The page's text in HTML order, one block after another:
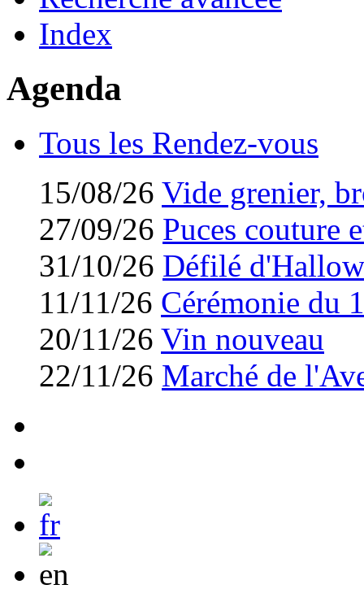
Index
Agenda
Tous les Rendez-vous
15/08/26 Vide grenier,
27/09/26 Puces couture
31/10/26 Défilé
11/11/26 Cérémonie du
20/11/26 Vin nouveau
22/11/26 Marché de